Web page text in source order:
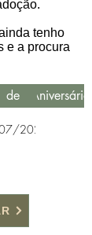
tenho
e a procura
de
Aniversário
2022